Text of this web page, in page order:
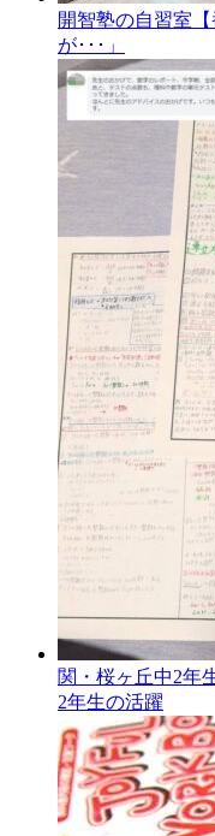
開智塾の自習室
が･･･」
関・桜ヶ丘中2年
2年生の活躍